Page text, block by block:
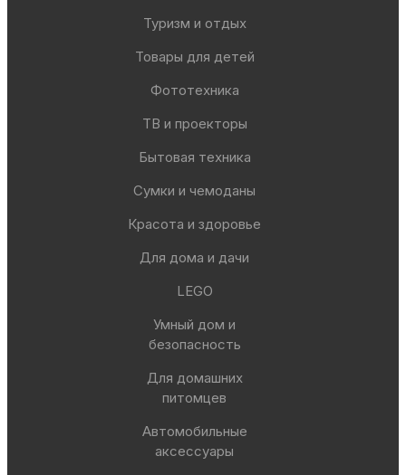
Туризм и отдых
Товары для детей
Фототехника
ТВ и проекторы
Бытовая техника
Сумки и чемоданы
Красота и здоровье
Для дома и дачи
LEGO
Умный дом и
безопасность
Для домашних
питомцев
Автомобильные
аксессуары